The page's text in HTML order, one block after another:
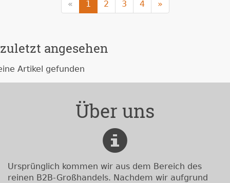
« 1 2 3 4 »
zuletzt angesehen
Artikel gefunden
Über uns
Ursprünglich kommen wir aus dem Bereich des
reinen B2B-Großhandels. Nachdem wir aufgrund